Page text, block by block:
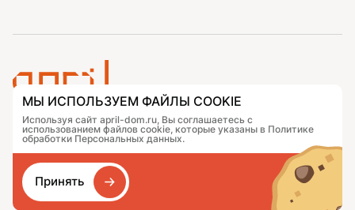
Проекты
Подобрать дом
Портфолио
О компании
Сравнение
Контакты
Журнал
Как заказать
МЫ ИСПОЛЬЗУЕМ ФАЙЛЫ COOKIE
Используя сайт april-dom.ru, Вы соглашаетесь с
использованием файлов cookie, которые указаны в Политике
обработки Персональных данных.
Принять